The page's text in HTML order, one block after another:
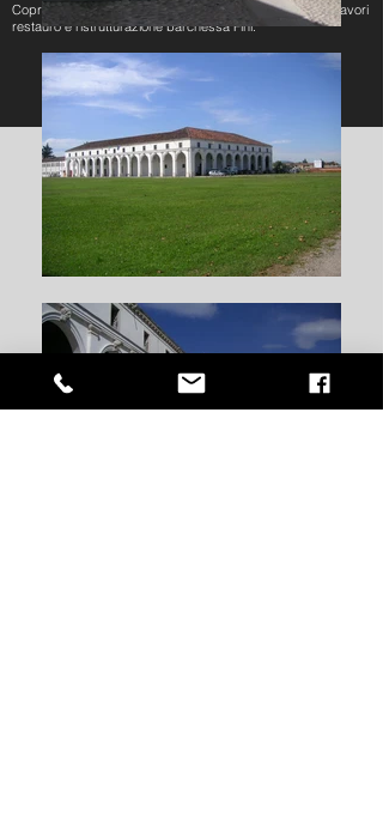
Coprogettazione architettonica e strutturale e Direzione lavori
restauro e ristrutturazione barchessa Fini.
Torna Indietro